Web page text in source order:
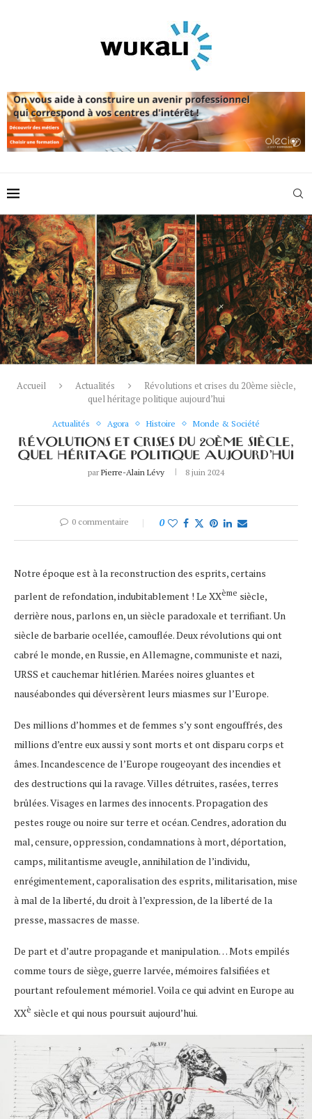
Accueil Actualités
Révolutions et crises du 20ème siècle,
quel héritage politique aujourd’hui
Actualités Agora Histoire Monde & Société
RÉVOLUTIONS ET CRISES DU 20ÈME SIÈCLE,
QUEL HÉRITAGE POLITIQUE AUJOURD’HUI
par Pierre-Alain Lévy 8 juin 2024
0 commentaire 0
Notre époque est à la reconstruction des esprits, certains
parlent de refondation, indubitablement ! Le XXème siècle,
derrière nous, parlons en, un siècle paradoxale et terrifiant. Un
siècle de barbarie ocellée, camouflée. Deux révolutions qui ont
cabré le monde, en Russie, en Allemagne, communiste et nazi,
URSS et cauchemar hitlérien. Marées noires gluantes et
nauséabondes qui déversèrent leurs miasmes sur l’Europe.
Des millions d’hommes et de femmes s’y sont engouffrés, des
millions d’entre eux aussi y sont morts et ont disparu corps et
âmes. Incandescence de l’Europe rougeoyant des incendies et
des destructions qui la ravage. Villes détruites, rasées, terres
brûlées. Visages en larmes des innocents. Propagation des
pestes rouge ou noire sur terre et océan. Cendres, adoration du
mal, censure, oppression, condamnations à mort, déportation,
camps, militantisme aveugle, annihilation de l’individu,
enrégimentement, caporalisation des esprits, militarisation, mise
à mal de la liberté, du droit à l’expression, de la liberté de la
presse, massacres de masse.
De part et d’autre propagande et manipulation… Mots empilés
comme tours de siège, guerre larvée, mémoires falsifiées et
pourtant refoulement mémoriel. Voila ce qui advint en Europe au
XXè siècle et qui nous poursuit aujourd’hui.